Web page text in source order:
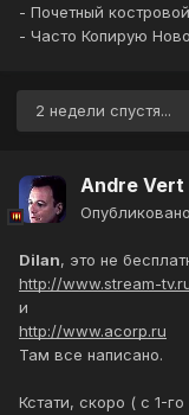
- Почетный костровой
- Часто Копирую
2 недели спустя...
Andre Vert
Опубликовано
Dilan, это не
http://www.stream-
и
http://www.acorp.ru
Там все написано.
Кстати, скоро ( с 1-